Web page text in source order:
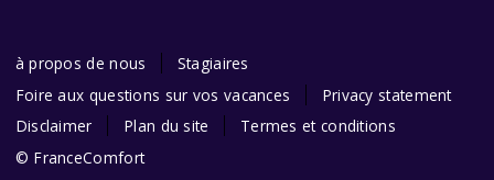
à propos de nous
Stagiaires
Foire aux questions sur vos vacances
Privacy statement
Disclaimer
Plan du site
Termes et conditions
© FranceComfort